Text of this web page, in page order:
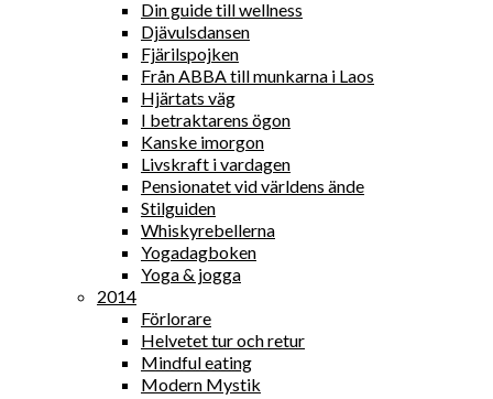
Din guide till wellness
Djävulsdansen
Fjärilspojken
Från ABBA till munkarna i Laos
Hjärtats väg
I betraktarens ögon
Kanske imorgon
Livskraft i vardagen
Pensionatet vid världens ände
Stilguiden
Whiskyrebellerna
Yogadagboken
Yoga & jogga
2014
Förlorare
Helvetet tur och retur
Mindful eating
Modern Mystik